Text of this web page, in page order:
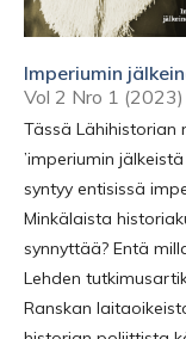
Imperiumin
Vol 2 Nro 1 (2023)
Tässä
’imperiumin
syntyy entisissä
Minkälaista
synnyttää? Entä
Lehden
Ranskan